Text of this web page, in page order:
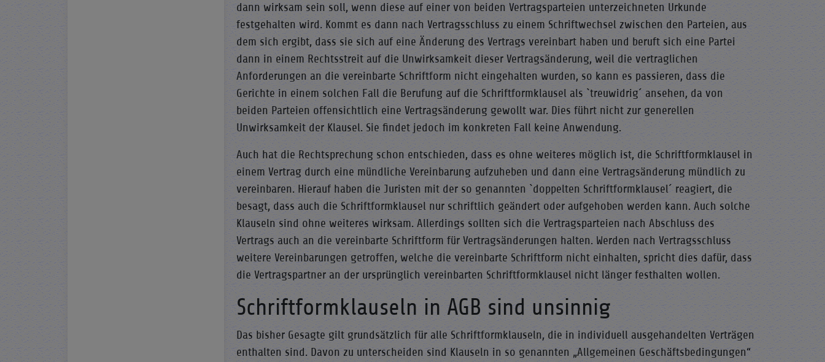
dann wirksam sein soll, wenn diese auf einer von beiden Vertragsparteien unterzeichneten Urkunde
festgehalten wird. Kommt es dann nach Vertragsschluss zu einem Schriftwechsel zwischen den Parteien, aus
dem sich ergibt, dass sie sich auf eine Änderung des Vertrags vereinbart haben und beruft sich eine Partei
dann in einem Rechtsstreit auf die Unwirksamkeit dieser Vertragsänderung, weil die vertraglichen
Anforderungen an die vereinbarte Schriftform nicht eingehalten wurden, so kann es passieren, dass die
Gerichte in einem solchen Fall die Berufung auf die Schriftformklausel als `treuwidrig´ ansehen, da von
beiden Parteien offensichtlich eine Vertragsänderung gewollt war. Dies führt nicht zur generellen
Unwirksamkeit der Klausel. Sie findet jedoch im konkreten Fall keine Anwendung.
Auch hat die Rechtsprechung schon entschieden, dass es ohne weiteres möglich ist, die Schriftformklausel in
einem Vertrag durch eine mündliche Vereinbarung aufzuheben und dann eine Vertragsänderung mündlich zu
vereinbaren. Hierauf haben die Juristen mit der so genannten `doppelten Schriftformklausel´ reagiert, die
besagt, dass auch die Schriftformklausel nur schriftlich geändert oder aufgehoben werden kann. Auch solche
Klauseln sind ohne weiteres wirksam. Allerdings sollten sich die Vertragsparteien nach Abschluss des
Vertrags auch an die vereinbarte Schriftform für Vertragsänderungen halten. Werden nach Vertragsschluss
weitere Vereinbarungen getroffen, welche die vereinbarte Schriftform nicht einhalten, spricht dies dafür, dass
die Vertragspartner an der ursprünglich vereinbarten Schriftformklausel nicht länger festhalten wollen.
Schriftformklauseln in AGB sind unsinnig
Das bisher Gesagte gilt grundsätzlich für alle Schriftformklauseln, die in individuell ausgehandelten Verträgen
enthalten sind. Davon zu unterscheiden sind Klauseln in so genannten „Allgemeinen Geschäftsbedingungen“